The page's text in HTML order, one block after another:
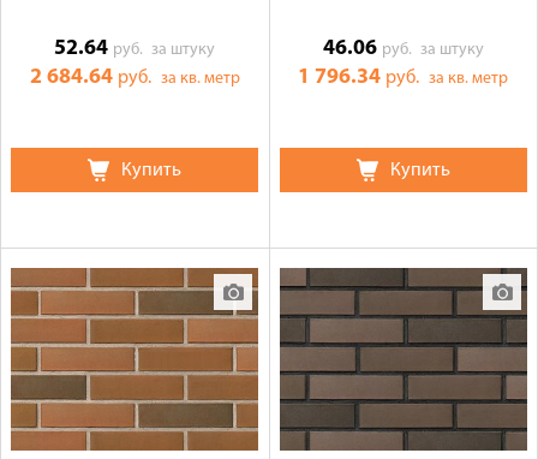
52.64 руб.за штуку
2 684.64 руб. за кв. метр
Купить
46.06 руб. за штуку
1 796.34 руб.за кв. метр
Купить